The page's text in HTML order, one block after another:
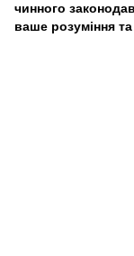
чинного
ваше розуміння